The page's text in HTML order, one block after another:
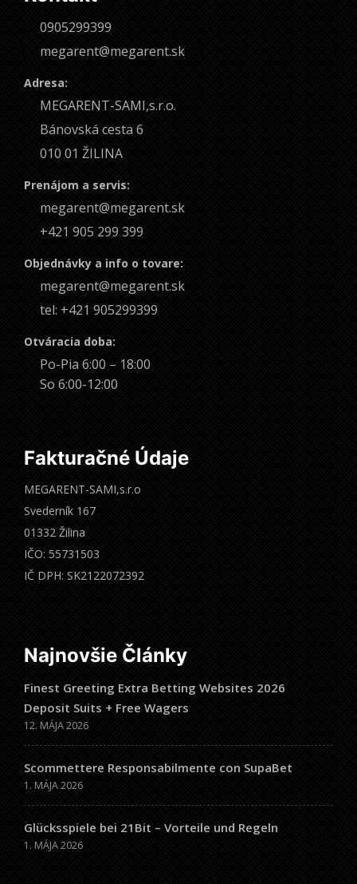
0905299399
megarent@megarent.sk
Adresa:
MEGARENT-SAMI,s.r.o.
Bánovská cesta 6
010 01 ŽILINA
Prenájom a servis:
megarent@megarent.sk
+421 905 299 399
Objednávky a info o tovare:
megarent@megarent.sk
tel: +421 905299399
Otváracia doba:
Po-Pia 6:00 – 18:00
So 6:00-12:00
Fakturačné Údaje
MEGARENT-SAMI,s.r.o
Svederník 167
01332 Žilina
IČO: 55731503
IČ DPH: SK2122072392
Najnovšie Články
Finest Greeting Extra Betting Websites 2026
Deposit Suits + Free Wagers
12. MÁJA 2026
Scommettere Responsabilmente con SupaBet
1. MÁJA 2026
Glücksspiele bei 21Bit – Vorteile und Regeln
1. MÁJA 2026